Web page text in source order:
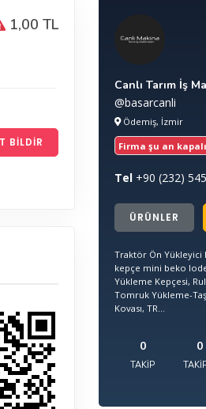
1,00 TL
BILDIR
Canlı Tarım İş
@basarcanli
Ödemiş, İzmir
Firma şu an kapalı
Tel +90 (232)
ÜRÜNLER
Traktör Ön Yükleyici
kepçe mini beko
Yükleme Kepçesi,
Tomruk Yükleme-
Kovası, TR...
0
TAKIP
0